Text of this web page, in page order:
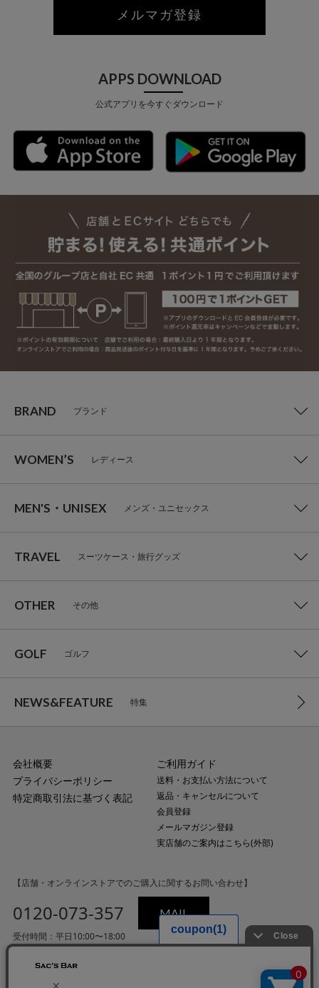
メルマガ登録
APPS DOWNLOAD
公式アプリを今すぐダウンロード
BRAND ブランド
WOMEN’S レディース
MEN'S・UNISEX メンズ・ユニセックス
TRAVEL スーツケース・旅行グッズ
OTHER その他
GOLF ゴルフ
NEWS&FEATURE 特集
会社概要
プライバシーポリシー
特定商取引法に基づく表記
ご利用ガイド
送料・お支払い方法について
返品・キャンセルについて
会員登録
メールマガジン登録
実店舗のご案内はこちら(外部)
【店舗・オンラインストアでのご購入に関するお問い合わせ】
0120-073-357 MAIL
受付時間：平日10:00〜18:00
（土・日・祝日・年末年始を除く）